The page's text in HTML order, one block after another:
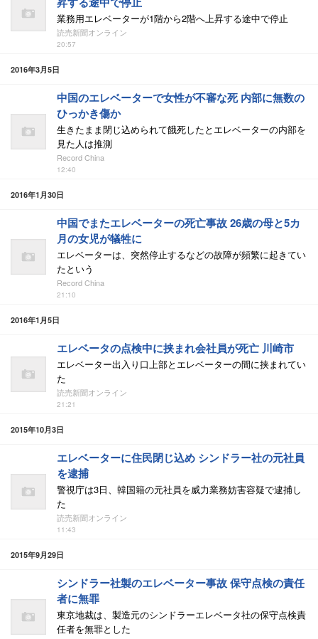
業務用エレベーターが1階から2階へ上昇する途中で停止
読売新聞オンライン
20:57
2016年3月5日
中国のエレベーターで女性が不審な死 内部に無数の
ひっかき傷か
生きたまま閉じ込められて餓死したとエレベーターの内部を
見た人は推測
Record China
12:40
2016年1月30日
中国でまたエレベーターの死亡事故 26歳の母と5カ
月の女児が犠牲に
エレベーターは、突然停止するなどの故障が頻繁に起きてい
たという
Record China
21:10
2016年1月5日
エレベータの点検中に挟まれ会社員が死亡 川崎市
エレベーター出入り口上部とエレベーターの間に挟まれてい
た
読売新聞オンライン
21:21
2015年10月3日
エレベーターに住民閉じ込め シンドラー社の元社員
を逮捕
警視庁は3日、韓国籍の元社員を威力業務妨害容疑で逮捕し
た
読売新聞オンライン
11:43
2015年9月29日
シンドラー社製のエレベーター事故 保守点検の責任
者に無罪
東京地裁は、製造元のシンドラーエレベータ社の保守点検責
任者を無罪とした